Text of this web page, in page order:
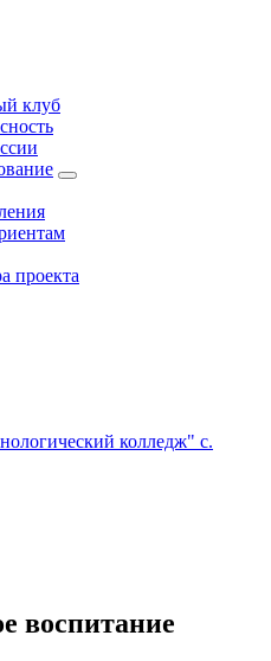
клуб
проекта
воспитание